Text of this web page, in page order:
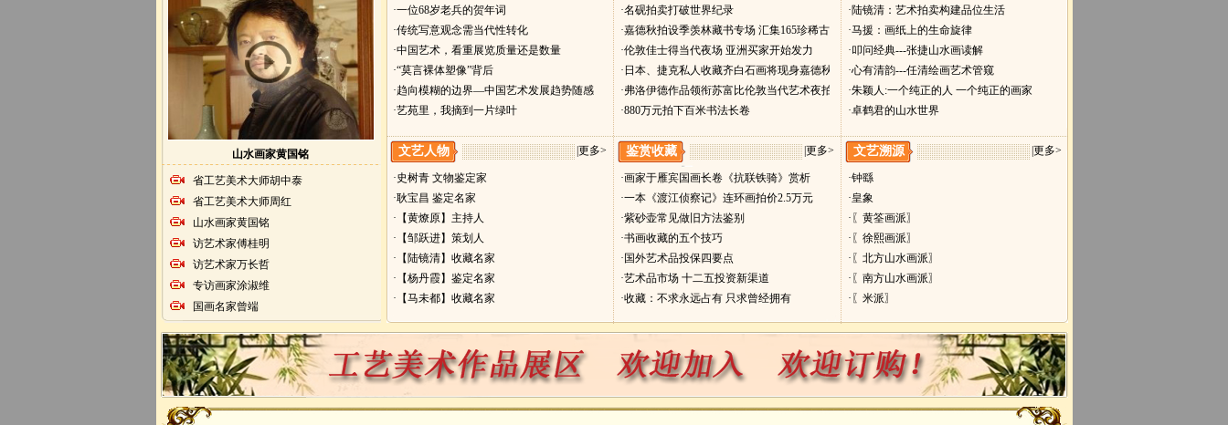
山水画家黄国铭
省工艺美术大师胡中泰
省工艺美术大师周红
山水画家黄国铭
访艺术家傅桂明
访艺术家万长哲
专访画家涂淑维
国画名家曾端
·一位68岁老兵的贺年词
·传统写意观念需当代性转化
·中国艺术，看重展览质量还是数量
·“莫言裸体塑像”背后
·趋向模糊的边界—中国艺术发展趋势随感
·艺苑里，我摘到一片绿叶
·名砚拍卖打破世界纪录
·嘉德秋拍设季羡林藏书专场 汇集165珍稀古籍
·伦敦佳士得当代夜场 亚洲买家开始发力
·日本、捷克私人收藏齐白石画将现身嘉德秋拍
·弗洛伊德作品领衔苏富比伦敦当代艺术夜拍
·880万元拍下百米书法长卷
·陆镜清：艺术拍卖构建品位生活
·马援：画纸上的生命旋律
·叩问经典---张捷山水画读解
·心有清韵---任清绘画艺术管窥
·朱颖人:一个纯正的人 一个纯正的画家
·卓鹤君的山水世界
文艺人物 更多>
·史树青 文物鉴定家
·耿宝昌 鉴定名家
·【黄燎原】主持人
·【邹跃进】策划人
·【陆镜清】收藏名家
·【杨丹霞】鉴定名家
·【马未都】收藏名家
鉴赏收藏 更多>
·画家于雁宾国画长卷《抗联铁骑》赏析
·一本《渡江侦察记》连环画拍价2.5万元
·紫砂壶常见做旧方法鉴别
·书画收藏的五个技巧
·国外艺术品投保四要点
·艺术品市场 十二五投资新渠道
·收藏：不求永远占有 只求曾经拥有
文艺溯源 更多>
·钟繇
·皇象
·〖黄筌画派〗
·〖徐熙画派〗
·〖北方山水画派〗
·〖南方山水画派〗
·〖米派〗